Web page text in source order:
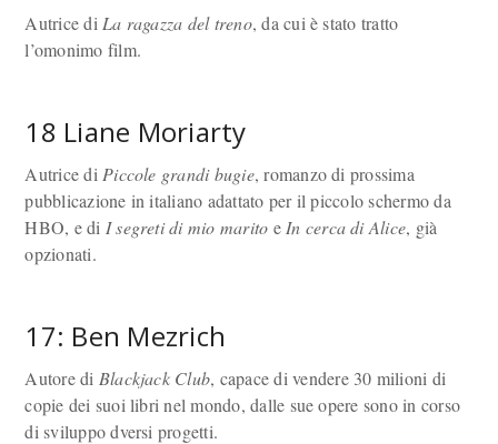
Autrice di La ragazza del treno, da cui è stato tratto
l’omonimo film.
18 Liane Moriarty
Autrice di Piccole grandi bugie, romanzo di prossima
pubblicazione in italiano adattato per il piccolo schermo da
HBO, e di I segreti di mio marito e In cerca di Alice, già
opzionati.
17: Ben Mezrich
Autore di Blackjack Club, capace di vendere 30 milioni di
copie dei suoi libri nel mondo, dalle sue opere sono in corso
di sviluppo dversi progetti.